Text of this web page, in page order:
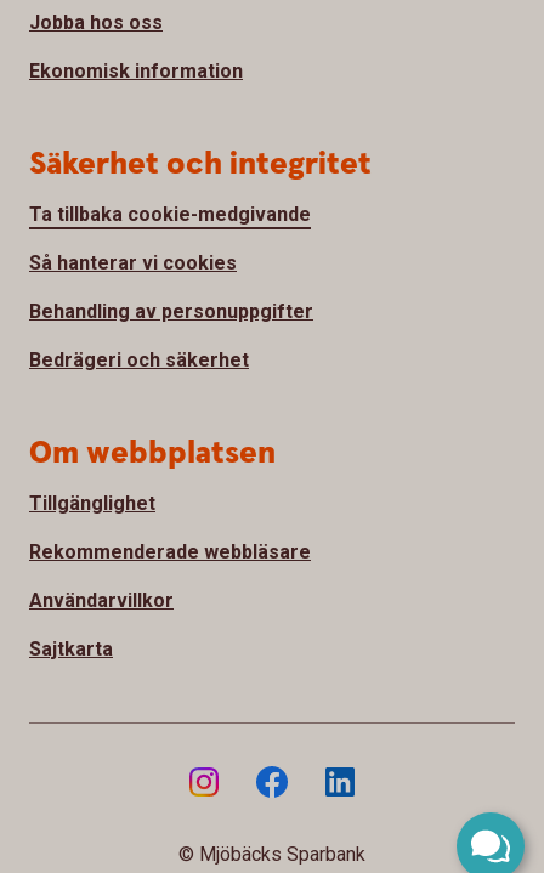
Jobba hos oss
Ekonomisk information
Säkerhet och integritet
Ta tillbaka cookie-medgivande
Så hanterar vi cookies
Behandling av personuppgifter
Bedrägeri och säkerhet
Om webbplatsen
Tillgänglighet
Rekommenderade webbläsare
Användarvillkor
Sajtkarta
© Mjöbäcks Sparbank